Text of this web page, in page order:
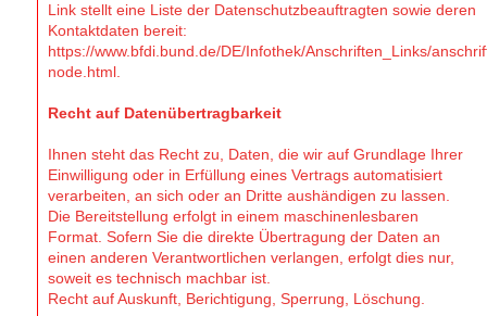
Link stellt eine Liste der Datenschutzbeauftragten sowie deren
Kontaktdaten bereit:
https://www.bfdi.bund.de/DE/Infothek/Anschriften_Links/
node.html.
Recht auf Datenübertragbarkeit
Ihnen steht das Recht zu, Daten, die wir auf Grundlage Ihrer
Einwilligung oder in Erfüllung eines Vertrags automatisiert
verarbeiten, an sich oder an Dritte aushändigen zu lassen.
Die Bereitstellung erfolgt in einem maschinenlesbaren
Format. Sofern Sie die direkte Übertragung der Daten an
einen anderen Verantwortlichen verlangen, erfolgt dies nur,
soweit es technisch machbar ist.
Recht auf Auskunft, Berichtigung, Sperrung, Löschung.